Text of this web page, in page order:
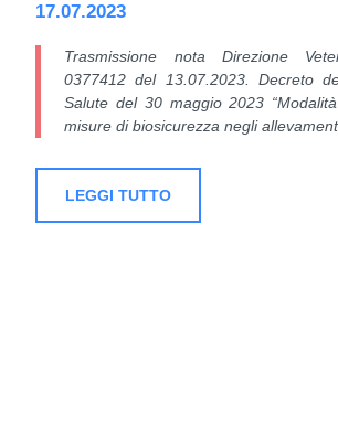
17.07.2023
Trasmissione nota Direzione
0377412 del 13.07.2023. Decreto
Salute del 30 maggio 2023
misure di biosicurezza negli
LEGGI TUTTO